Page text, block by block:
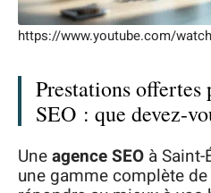
https://www.youtube.com/
Prestations offertes
SEO : que devez-
Uneagence SEO à
une gamme complète